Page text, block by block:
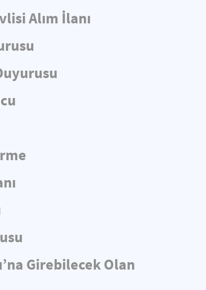
Alım İlanı
Girebilecek Olan